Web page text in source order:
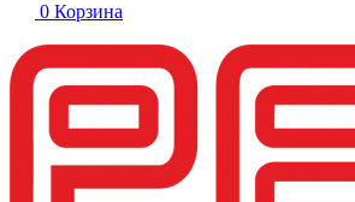
0 Корзина